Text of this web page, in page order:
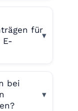
für
E-
bei